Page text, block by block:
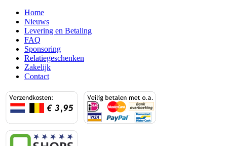
Home
Nieuws
Levering en Betaling
FAQ
Sponsoring
Relatiegeschenken
Zakelijk
Contact